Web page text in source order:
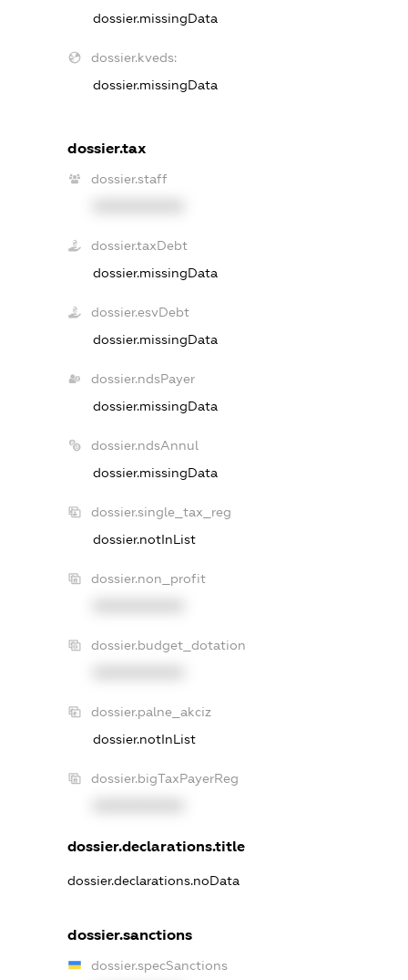
dossier.missingData
dossier.kveds:
dossier.missingData
dossier.tax
dossier.staff
dossier.taxDebt
dossier.missingData
dossier.esvDebt
dossier.missingData
dossier.ndsPayer
dossier.missingData
dossier.ndsAnnul
dossier.missingData
dossier.single_tax_reg
dossier.notInList
dossier.non_profit
dossier.budget_dotation
dossier.palne_akciz
dossier.notInList
dossier.bigTaxPayerReg
dossier.declarations.title
dossier.declarations.noData
dossier.sanctions
dossier.specSanctions